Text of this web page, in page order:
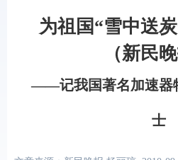
为祖国“雪中送
（新民
——记我国著名加速器
士